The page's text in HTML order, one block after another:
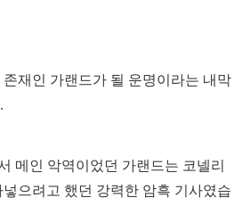
재인 가랜드가 될 운명이라는 내막
메인 악역이었던 가랜드는 코넬리
으려고 했던 강력한 암흑 기사였습